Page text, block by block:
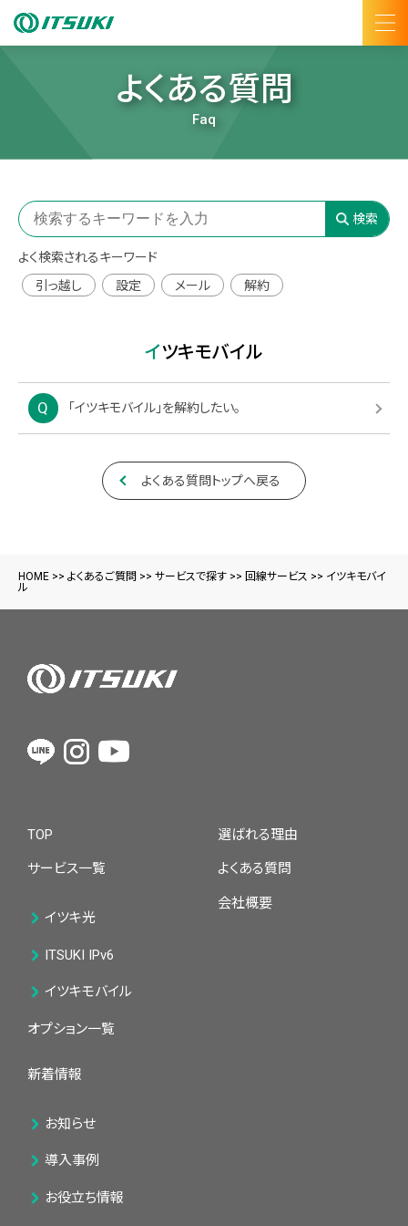
よくある質問
Faq
よく検索されるキーワード
引っ越し
設定 メール 解約
イツキモバイル
「イツキモバイル」を解約したい。
よくある質問トップへ戻る
HOME >> よくあるご質問 >> サービスで探す >> 回線サービス >> イツキモバイ
ル
TOP
サービス一覧
イツキ光
ITSUKI IPv6
イツキモバイル
オプション一覧
新着情報
お知らせ
導入事例
お役立ち情報
選ばれる理由
よくある質問
会社概要